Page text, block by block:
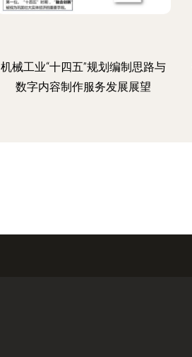
机械工业“十四五”规划编制思路与
数字内容制作服务发展展望